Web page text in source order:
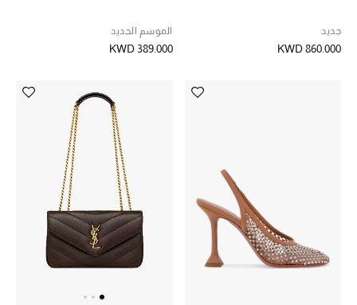
تشكيلة المناسبات للنساء
الحب للمحلي
الملابس الرياضية النسائية
جديد
KWD 860.000
الموسم الجديد
KWD 389.000